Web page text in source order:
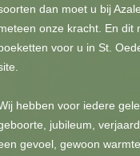
dan moet u bij
onze kracht. En dit
voor u in St.
hebben voor iedere
jubileum,
gevoel, gewoon